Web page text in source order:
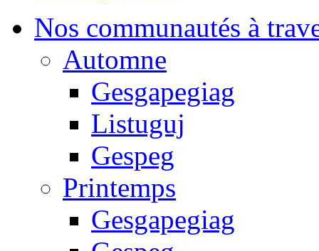
Nos communautés à
Automne
Gesgapegiag
Listuguj
Gespeg
Printemps
Gesgapegiag